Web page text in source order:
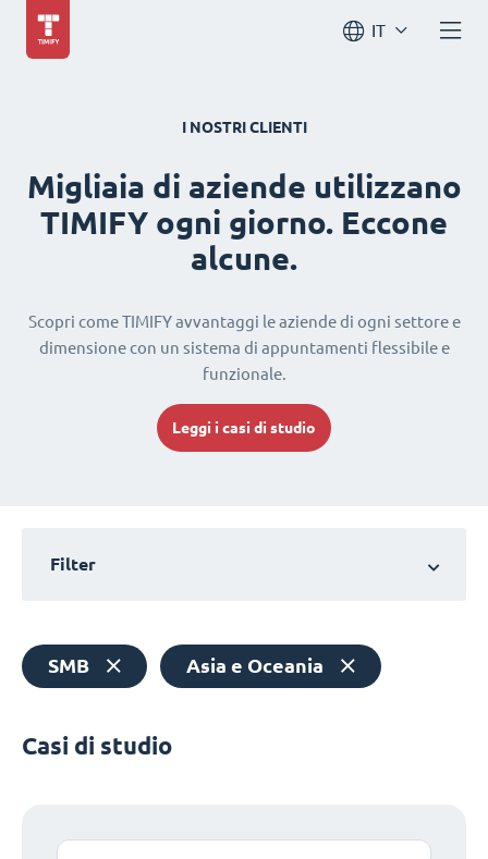
IT
I NOSTRI CLIENTI
Migliaia di aziende utilizzano
TIMIFY ogni giorno. Eccone
alcune.
Scopri come TIMIFY avvantaggi le aziende di ogni settore e
dimensione con un sistema di appuntamenti flessibile e
funzionale.
Leggi i casi di studio
Filter
SMB Asia e Oceania
Casi di studio